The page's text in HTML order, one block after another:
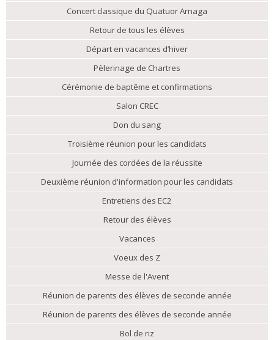
Concert classique du Quatuor Arnaga
Retour de tous les élèves
Départ en vacances d’hiver
Pèlerinage de Chartres
Cérémonie de baptême et confirmations
Salon CREC
Don du sang
Troisième réunion pour les candidats
Journée des cordées de la réussite
Deuxième réunion d'information pour les candidats
Entretiens des EC2
Retour des élèves
Vacances
Voeux des Z
Messe de l'Avent
Réunion de parents des élèves de seconde année
Réunion de parents des élèves de seconde année
Bol de riz